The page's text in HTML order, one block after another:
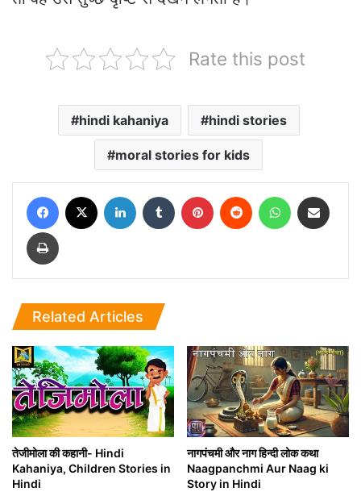
Rate this post
hindi kahaniya hindi stories
moral stories for kids
Facebook LinkedIn Tumblr Pinterest Reddit WhatsApp
Print
Related Articles
तेजीमोला की कहानी- Hindi
Kahaniya, Children Stories in
Hindi
नागपंचमी और नाग हिन्दी लोक कथा
Naagpanchmi Aur Naag ki
Story in Hindi